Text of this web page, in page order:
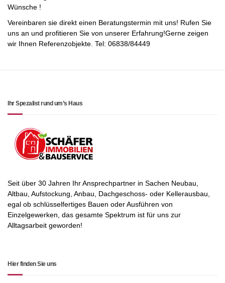
Wünsche !
Vereinbaren sie direkt einen Beratungstermin mit uns! Rufen Sie
uns an und profitieren Sie von unserer Erfahrung!Gerne zeigen
wir Ihnen Referenzobjekte. Tel: 06838/84449
Ihr Spezalist rund um’s Haus
Seit über 30 Jahren Ihr Ansprechpartner in Sachen Neubau,
Altbau, Aufstockung, Anbau, Dachgeschoss- oder Kellerausbau,
egal ob schlüsselfertiges Bauen oder Ausführen von
Einzelgewerken, das gesamte Spektrum ist für uns zur
Alltagsarbeit geworden!
Hier finden Sie uns